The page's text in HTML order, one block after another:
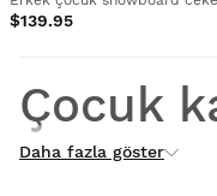
$139.95
Çocuk
Daha fazla göster